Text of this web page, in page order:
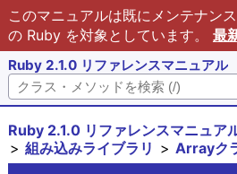
このマニュアルは既にメンテナン
の Ruby を対象としています。 最
Ruby 2.1.0 リファレンスマニュアル
Ruby 2.1.0 リファレンスマニュア
組み込みライブラリ
Arrayク